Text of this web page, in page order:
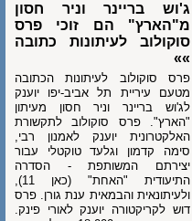
בריינר וניר חסון
הם זוכי פרס
לעיתונות כתובה
סוקולוב לעיתונות הכתובה
עיריית תל אביב-יפו יוענק
בריינר וניר חסון מעיתון
פרס סוקולוב לתקשורת
יוענק לאמנון רבי,
קדמון וגלעד טוקטלי עבור
המשותפת - הסדרה
התיעודית "האחת" (כאן 11),
והבמאית ענת גורן. פרס
לקריקטורה יוענק לאורי פינק.